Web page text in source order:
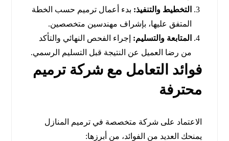
التخطيط والتنفيذ: بدء أعمال ترميم حسب الخطة
المتفق عليها، بإشراف مهندسين متخصصين.
المتابعة والتسليم: إجراء الفحص النهائي والتأكد
من رضا العميل عن النتيجة قبل التسليم الرسمي.
فوائد التعامل مع شركة ترميم
محترفة
الاعتماد على شركة متخصصة في ترميم المنازل
يمنحك العديد من الفوائد، من أبرزها: